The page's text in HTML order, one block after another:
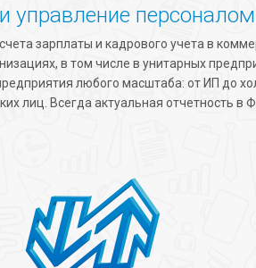
управление
зарплаты и кадрового учета в
в том числе в унитарных
любого масштаба: от ИП до
лиц. Всегда актуальная отчетность в